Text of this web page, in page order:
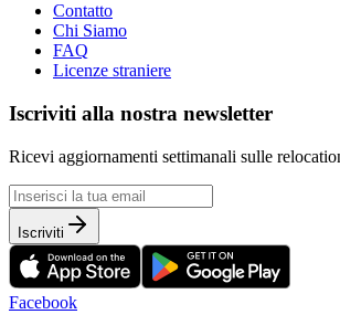
Contatto
Chi Siamo
FAQ
Licenze straniere
Iscriviti alla nostra newsletter
Ricevi aggiornamenti settimanali sulle
Iscriviti
Facebook